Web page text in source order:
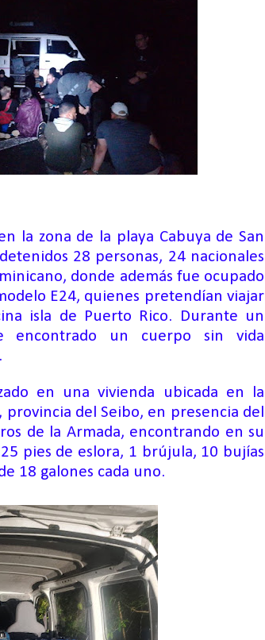
la zona de la playa Cabuya de San
28 personas, 24 nacionales
donde además fue ocupado
E24, quienes pretendían viajar
isla de Puerto Rico. Durante un
encontrado un
cuerpo sin vida
.
en una vivienda ubicada en la
provincia del Seibo, en presencia del
de la Armada, encontrando en su
pies de eslora, 1 brújula, 10 bujías
18 galones cada uno.